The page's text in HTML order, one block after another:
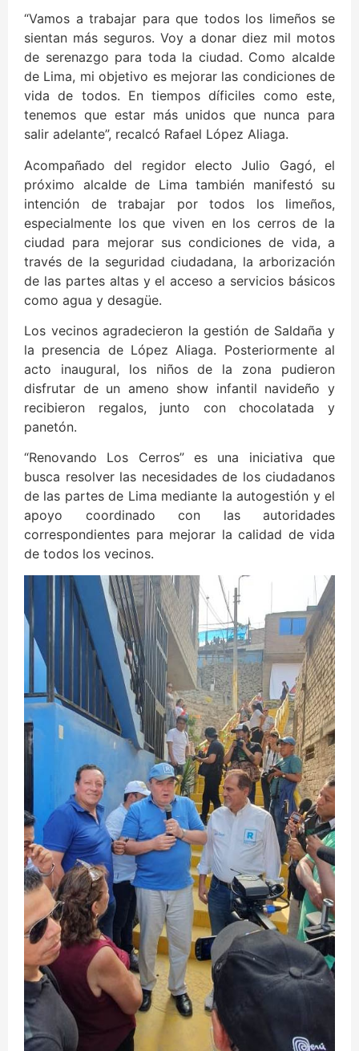
“Vamos a trabajar para que todos los limeños se
sientan más seguros. Voy a donar diez mil motos
de serenazgo para toda la ciudad. Como alcalde
de Lima, mi objetivo es mejorar las condiciones de
vida de todos. En tiempos díficiles como este,
tenemos que estar más unidos que nunca para
salir adelante”, recalcó Rafael López Aliaga.
Acompañado del regidor electo Julio Gagó, el
próximo alcalde de Lima también manifestó su
intención de trabajar por todos los limeños,
especialmente los que viven en los cerros de la
ciudad para mejorar sus condiciones de vida, a
través de la seguridad ciudadana, la arborización
de las partes altas y el acceso a servicios básicos
como agua y desagüe.
Los vecinos agradecieron la gestión de Saldaña y
la presencia de López Aliaga. Posteriormente al
acto inaugural, los niños de la zona pudieron
disfrutar de un ameno show infantil navideño y
recibieron regalos, junto con chocolatada y
panetón.
“Renovando Los Cerros” es una iniciativa que
busca resolver las necesidades de los ciudadanos
de las partes de Lima mediante la autogestión y el
apoyo coordinado con las autoridades
correspondientes para mejorar la calidad de vida
de todos los vecinos.